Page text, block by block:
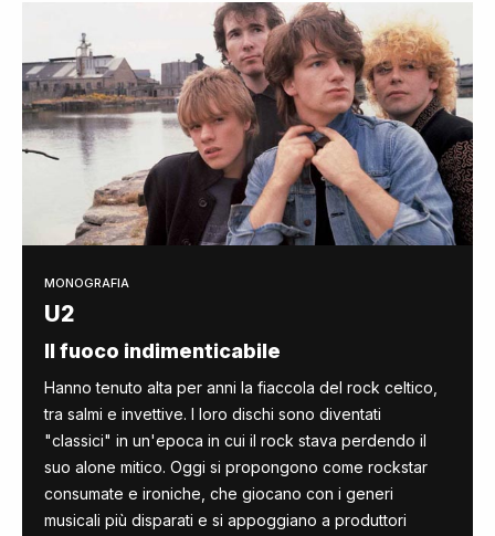
MONOGRAFIA
U2
Il fuoco indimenticabile
Hanno tenuto alta per anni la fiaccola del rock celtico,
tra salmi e invettive. I loro dischi sono diventati
"classici" in un'epoca in cui il rock stava perdendo il
suo alone mitico. Oggi si propongono come rockstar
consumate e ironiche, che giocano con i generi
musicali più disparati e si appoggiano a produttori